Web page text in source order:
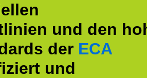
und den
der ECA
und